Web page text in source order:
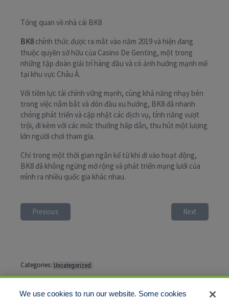
Tổng quan về nhà cái BK8
BK8 chính thức được ra mắt vào năm 2019 và hiện đang
thuộc quyền sở hữu của Casino De Genting, một trong
những tập đoàn giải trí hàng đầu và có ảnh hưởng mạnh mẽ
tại khu vực Châu Á.
Với tiềm lực tài chính vững mạnh, cùng khả năng nhạy bén
trong việc nắm bắt và đón đầu xu hướng, BK8 đã nhanh
chóng phát triển và cập nhật các dịch vụ, tính năng vượt
trội, đi kèm với các mức thưởng hấp dẫn, thu hút một lượng
lớn người chơi tham gia.
Chỉ trong một thời gian ngắn kể từ khi đi vào hoạt động,
BK8 đã không ngừng mở rộng và phát triển mạng lưới của
mình ra nhiều quốc gia khác nhau.
Previous Next
Categories: Uncategorized
Tags:
We use cookies to run our website. Some cookies